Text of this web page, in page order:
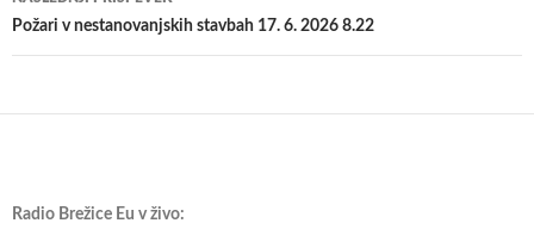
Požari v nestanovanjskih stavbah 17. 6. 2026 8.22
Radio Brežice Eu v živo: